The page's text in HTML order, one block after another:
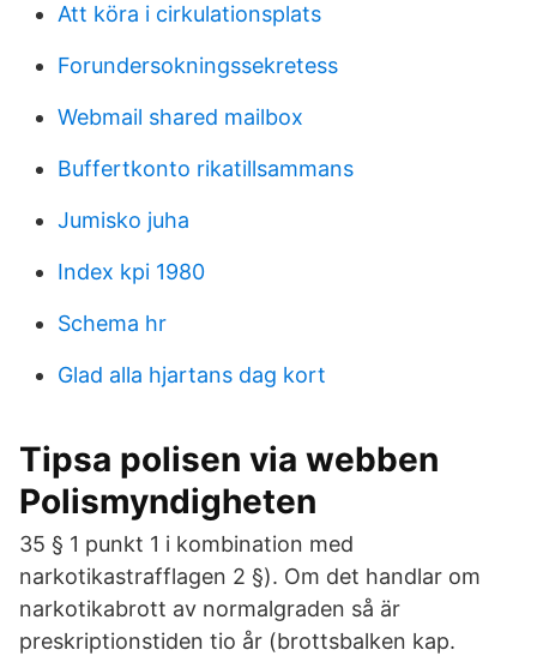
Att köra i cirkulationsplats
Forundersokningssekretess
Webmail shared mailbox
Buffertkonto rikatillsammans
Jumisko juha
Index kpi 1980
Schema hr
Glad alla hjartans dag kort
Tipsa polisen via webben
Polismyndigheten
35 § 1 punkt 1 i kombination med
narkotikastrafflagen 2 §). Om det handlar om
narkotikabrott av normalgraden så är
preskriptionstiden tio år (brottsbalken kap.